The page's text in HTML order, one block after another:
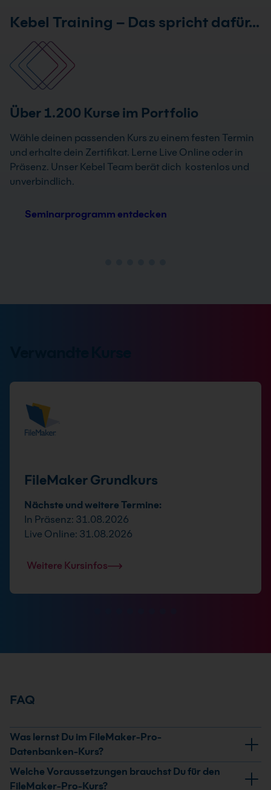
Kebel Training – Das spricht dafür…
Über 1.200 Kurse im Portfolio
Wähle deinen passenden Kurs zu einem festen Termin
und erhalte dein Zertifikat. Lerne Live Online oder in
Präsenz. Unser Kebel Team berät dich kostenlos und
unverbindlich.
Seminarprogramm entdecken
FileMaker Grundkurs
Nächste und weitere Termine:
In Präsenz: 31.08.2026
Live Online: 31.08.2026
Weitere Kursinfos
FAQ
Was lernst Du im FileMaker-Pro-
Datenbanken-Kurs?
Du lernst, FileMaker-Server für WebDirect und
Custom-Web-Publishing zu konfigurieren, WebDirect-
Welche Voraussetzungen brauchst Du für den
FileMaker-Pro-Kurs?